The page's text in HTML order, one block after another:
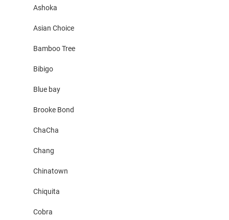
Ashoka
Asian Choice
Bamboo Tree
Bibigo
Blue bay
Brooke Bond
ChaCha
Chang
Chinatown
Chiquita
Cobra